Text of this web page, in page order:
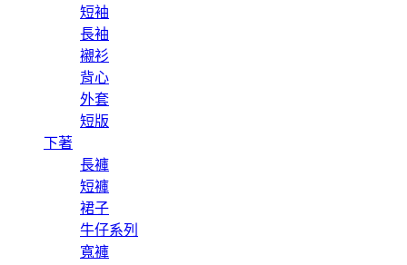
短袖
長袖
襯衫
背心
外套
短版
下著
長褲
短褲
裙子
牛仔系列
寬褲